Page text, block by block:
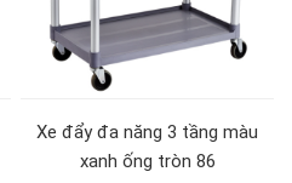
Xe đẩy đa năng 3 tầng màu
xanh ống tròn 86